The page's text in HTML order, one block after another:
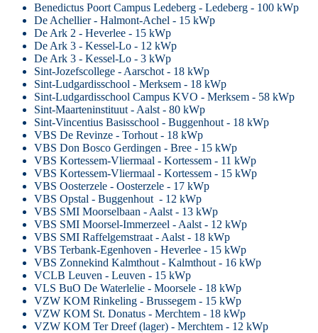
Benedictus Poort Campus Ledeberg - Ledeberg - 100 kWp
De Achellier - Halmont-Achel - 15 kWp
De Ark 2 - Heverlee - 15 kWp
De Ark 3 - Kessel-Lo - 12 kWp
De Ark 3 - Kessel-Lo - 3 kWp
Sint-Jozefscollege - Aarschot - 18 kWp
Sint-Ludgardisschool - Merksem - 18 kWp
Sint-Ludgardisschool Campus KVO - Merksem - 58 kWp
Sint-Maarteninstituut - Aalst - 80 kWp
Sint-Vincentius Basisschool - Buggenhout - 18 kWp
VBS De Revinze - Torhout - 18 kWp
VBS Don Bosco Gerdingen - Bree - 15 kWp
VBS Kortessem-Vliermaal - Kortessem - 11 kWp
VBS Kortessem-Vliermaal - Kortessem - 15 kWp
VBS Oosterzele - Oosterzele - 17 kWp
VBS Opstal - Buggenhout - 12 kWp
VBS SMI Moorselbaan - Aalst - 13 kWp
VBS SMI Moorsel-Immerzeel - Aalst - 12 kWp
VBS SMI Raffelgemstraat - Aalst - 18 kWp
VBS Terbank-Egenhoven - Heverlee - 15 kWp
VBS Zonnekind Kalmthout - Kalmthout - 16 kWp
VCLB Leuven - Leuven - 15 kWp
VLS BuO De Waterlelie - Moorsele - 18 kWp
VZW KOM Rinkeling - Brussegem - 15 kWp
VZW KOM St. Donatus - Merchtem - 18 kWp
VZW KOM Ter Dreef (lager) - Merchtem - 12 kWp